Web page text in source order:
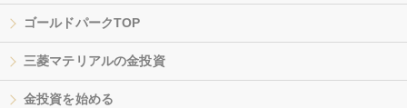
ゴールドパークTOP
三菱マテリアルの金投資
金投資を始める